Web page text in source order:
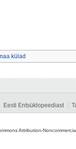
külad
Eesti Entsüklopeediast
Attribution-